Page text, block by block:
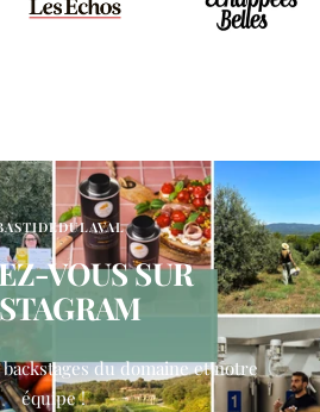
VOUS SUR
du domaine et notre
équipe !